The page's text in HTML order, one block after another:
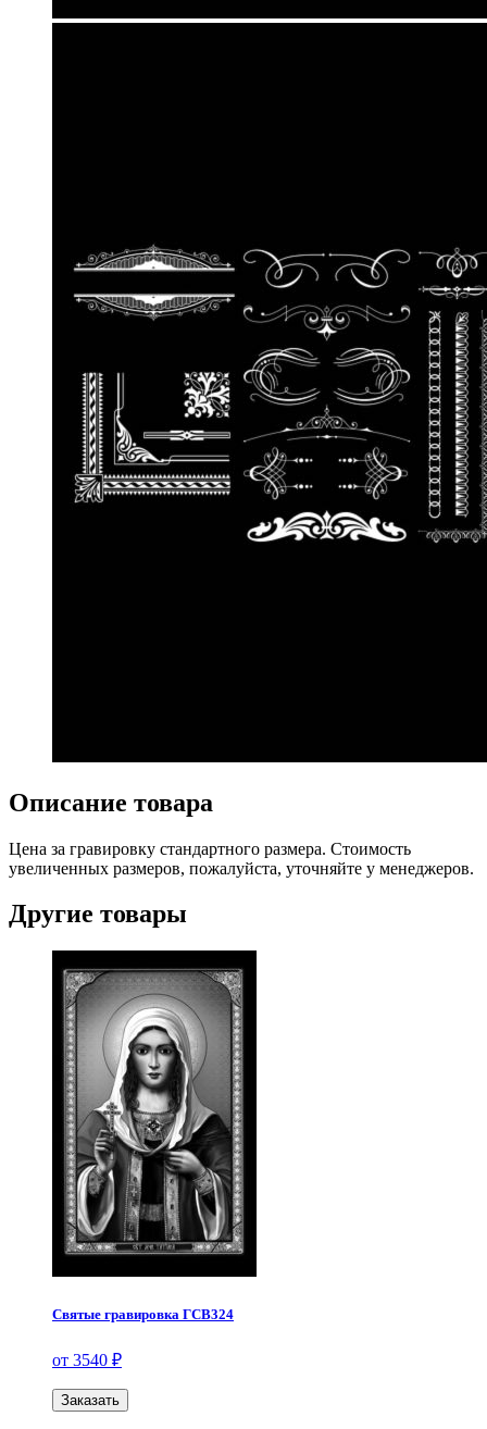
Описание товара
Цена за гравировку стандартного размера. Стоимость
увеличенных размеров, пожалуйста, уточняйте у менеджеров.
Другие товары
Святые гравировка ГСВ324
от 3540 ₽
Заказать